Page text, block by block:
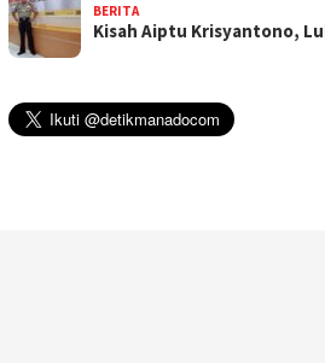
BERITA
Kisah Aiptu Krisyantono,